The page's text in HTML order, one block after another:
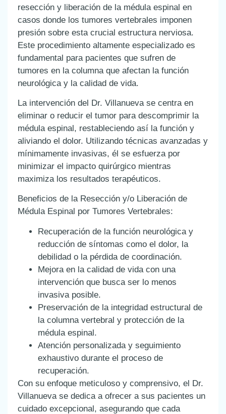
resección y liberación de la médula espinal en
casos donde los tumores vertebrales imponen
presión sobre esta crucial estructura nerviosa.
Este procedimiento altamente especializado es
fundamental para pacientes que sufren de
tumores en la columna que afectan la función
neurológica y la calidad de vida.
La intervención del Dr. Villanueva se centra en
eliminar o reducir el tumor para descomprimir la
médula espinal, restableciendo así la función y
aliviando el dolor. Utilizando técnicas avanzadas y
mínimamente invasivas, él se esfuerza por
minimizar el impacto quirúrgico mientras
maximiza los resultados terapéuticos.
Beneficios de la Resección y/o Liberación de
Médula Espinal por Tumores Vertebrales:
Recuperación de la función neurológica y
reducción de síntomas como el dolor, la
debilidad o la pérdida de coordinación.
Mejora en la calidad de vida con una
intervención que busca ser lo menos
invasiva posible.
Preservación de la integridad estructural de
la columna vertebral y protección de la
médula espinal.
Atención personalizada y seguimiento
exhaustivo durante el proceso de
recuperación.
Con su enfoque meticuloso y comprensivo, el Dr.
Villanueva se dedica a ofrecer a sus pacientes un
cuidado excepcional, asegurando que cada